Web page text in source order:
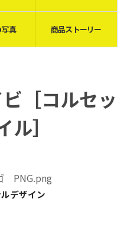
真 商品ストーリー
［コルセッ
ル］
デザイン